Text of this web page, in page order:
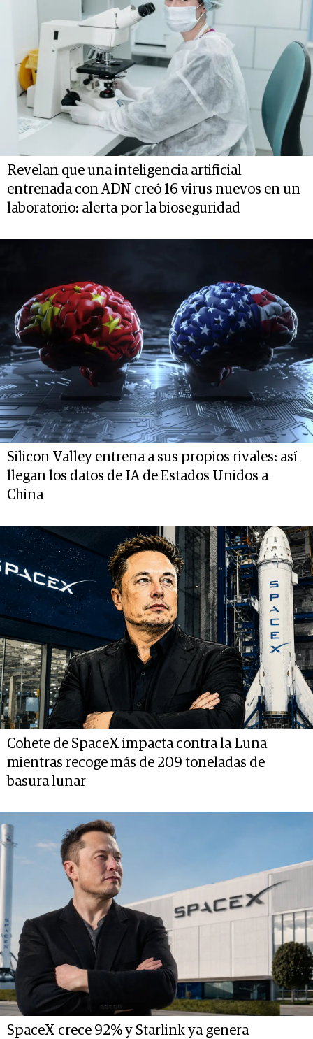
Revelan que una inteligencia artificial
entrenada con ADN creó 16 virus nuevos en un
laboratorio: alerta por la bioseguridad
Silicon Valley entrena a sus propios rivales: así
llegan los datos de IA de Estados Unidos a
China
Cohete de SpaceX impacta contra la Luna
mientras recoge más de 209 toneladas de
basura lunar
SpaceX crece 92% y Starlink ya genera